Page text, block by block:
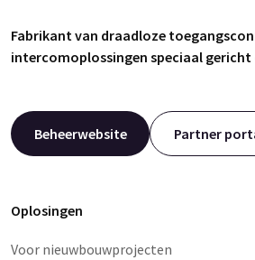
Fabrikant van draadloze
intercomoplossingen speciaal
Beheerwebsite Partner
Oplosingen
Voor nieuwbouwprojecten